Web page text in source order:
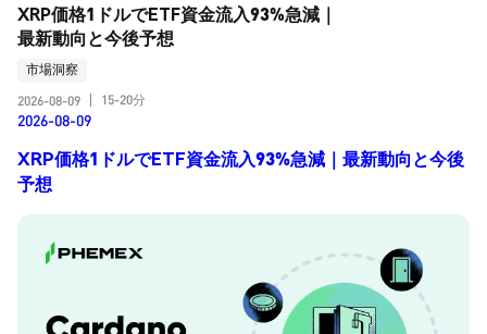
XRP価格1ドルでETF資金流入93%急減｜
最新動向と今後予想
市場洞察
2026-08-09
15-20分
2026-08-09
XRP価格1ドルでETF資金流入93%急減｜最新動向と今後
予想